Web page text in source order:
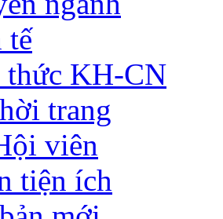
tế
thức KH-CN
trang
viên
tiện ích